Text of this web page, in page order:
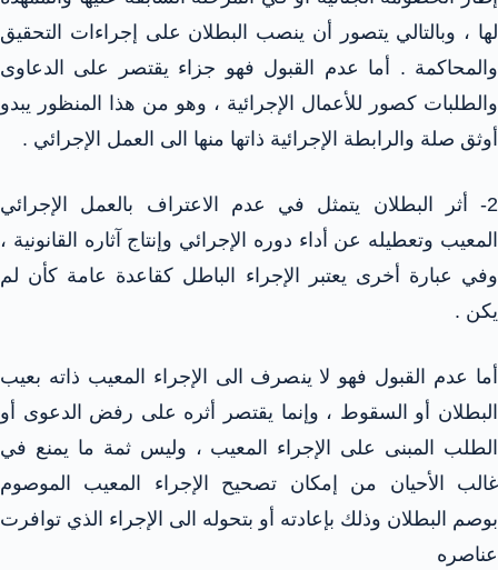
لها ، وبالتالي يتصور أن ينصب البطلان على إجراءات التحقيق
والمحاكمة . أما عدم القبول فهو جزاء يقتصر على الدعاوى
والطلبات كصور للأعمال الإجرائية ، وهو من هذا المنظور يبدو
أوثق صلة والرابطة الإجرائية ذاتها منها الى العمل الإجرائي .
2- أثر البطلان يتمثل في عدم الاعتراف بالعمل الإجرائي
المعيب وتعطيله عن أداء دوره الإجرائي وإنتاج آثاره القانونية ،
وفي عبارة أخرى يعتبر الإجراء الباطل كقاعدة عامة كأن لم
يكن .
أما عدم القبول فهو لا ينصرف الى الإجراء المعيب ذاته بعيب
البطلان أو السقوط ، وإنما يقتصر أثره على رفض الدعوى أو
الطلب المبنى على الإجراء المعيب ، وليس ثمة ما يمنع في
غالب الأحيان من إمكان تصحيح الإجراء المعيب الموصوم
بوصم البطلان وذلك بإعادته أو بتحوله الى الإجراء الذي توافرت
عناصره